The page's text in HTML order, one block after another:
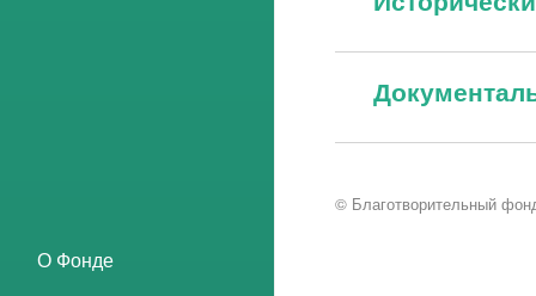
О Фонде
© Благотворительный